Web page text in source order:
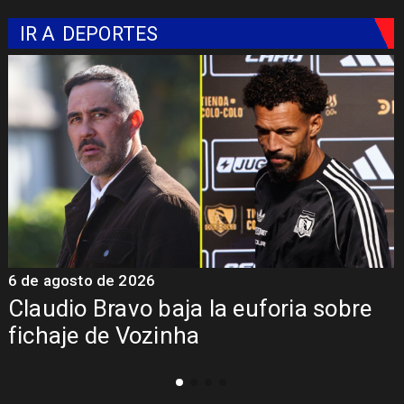
IR A DEPORTES
Presentación de Vozinha en Colo
Colo: Fecha, Estadio y Contrato
5 de agosto de 2026